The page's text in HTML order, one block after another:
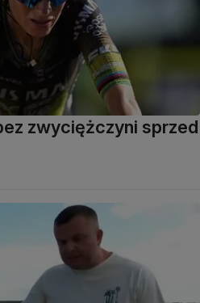
zwyciężczyni sprzed